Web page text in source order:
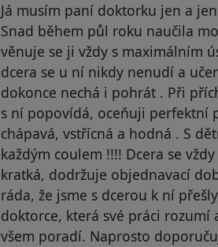
Já musím paní doktorku jen a
Snad během půl roku naučila
věnuje se ji vždy s maximálním
dcera se u ní nikdy nenudí a
dokonce nechá i pohrát . Při
s ní popovídá, oceňuji perfektní
chápavá, vstřícná a hodná . S
každým coulem !!!! Dcera se
kratká, dodržuje objednavací
ráda, že jsme s dcerou k ní
doktorce, která své práci
všem poradí. Naprosto